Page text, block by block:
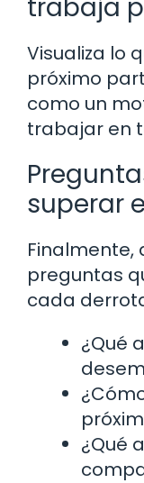
trabaja
Visualiza lo
próximo
como un
trabajar en
superar
Finalmente,
preguntas
cada
¿Qué
¿Qué